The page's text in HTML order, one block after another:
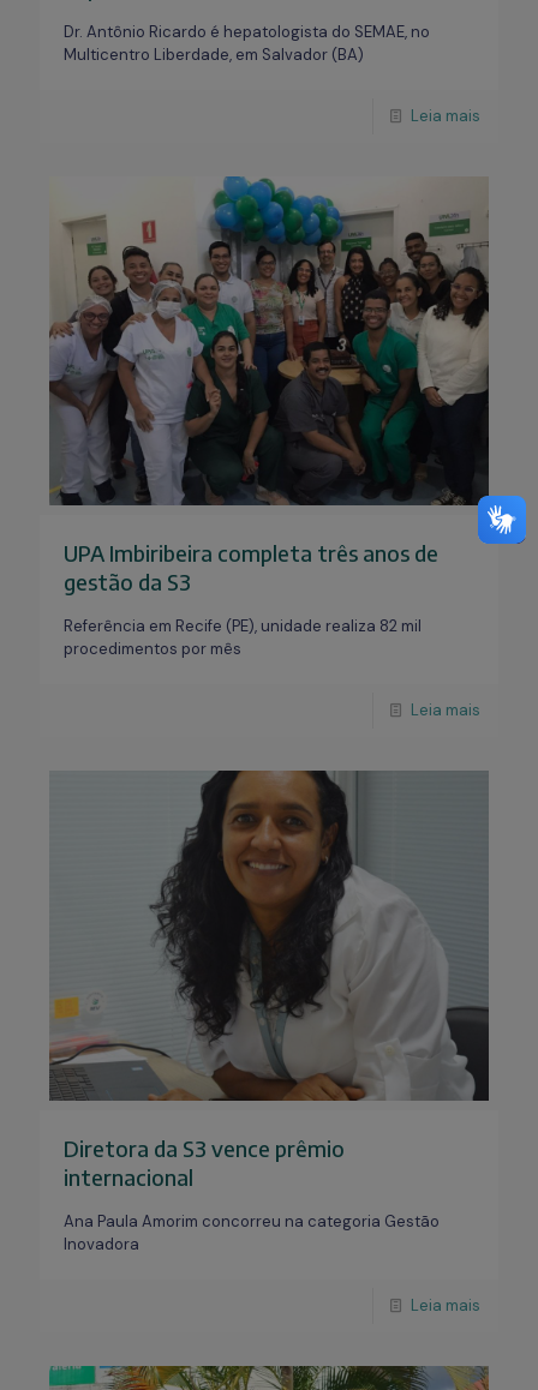
Dr. Antônio Ricardo é hepatologista do SEMAE, no
Multicentro Liberdade, em Salvador (BA)
Leia mais
UPA Imbiribeira completa três anos de
gestão da S3
Referência em Recife (PE), unidade realiza 82 mil
procedimentos por mês
Leia mais
Diretora da S3 vence prêmio
internacional
Ana Paula Amorim concorreu na categoria Gestão
Inovadora
Leia mais